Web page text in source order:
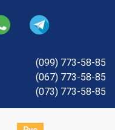
(099) 773-58-85
(067) 773-58-85
(073) 773-58-85